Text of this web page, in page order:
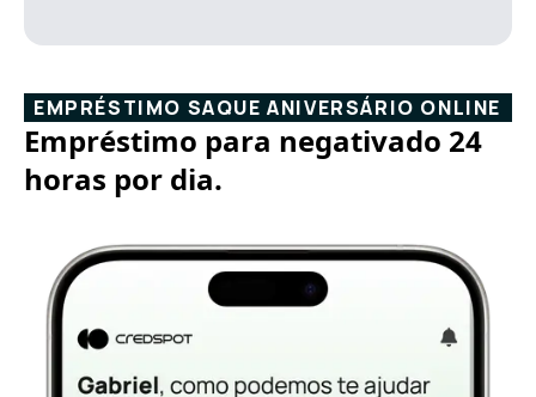
EMPRÉSTIMO SAQUE ANIVERSÁRIO ONLINE
Empréstimo para negativado 24
horas por dia.